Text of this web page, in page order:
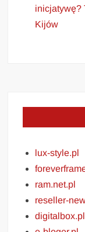
inicjatywę?
Kijów
lux-style.pl
ram.net.pl
reseller-
digitalbox.pl